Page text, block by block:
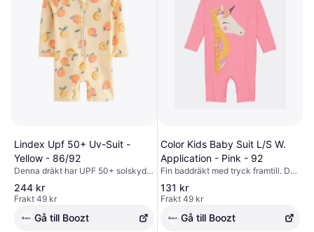
Lindex Upf 50+ Uv-Suit -
Yellow - 86/92
Denna dräkt har UPF 50+ solskydd
och är designad för att hålla huden
säker. Dragkedjan framtill gör den
enkel att ta på och av, medan det
lekfulla havsdjursmönstret tillför en
244 kr
Frakt 49 kr
Gå till Boozt
Color Kids Baby Suit L/S W.
Application - Pink - 92
Fin baddräkt med tryck framtill. Den
har korta ben och korta
raglanärmar. Baddräkten från Color
Kids har en bekväm passform med
stretchigt tyg. Den stängs baktill
131 kr
Frakt 49 kr
Gå till Boozt